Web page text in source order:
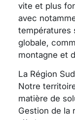
vite et plus
avec
températures
globale,
montagne et
La Région
Notre
matière de
Gestion de la